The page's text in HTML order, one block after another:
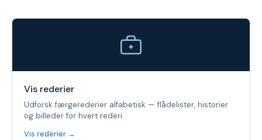
Vis rederier
Udforsk færgerederier alfabetisk — flådelister, historier
og billeder for hvert rederi.
Vis rederier →